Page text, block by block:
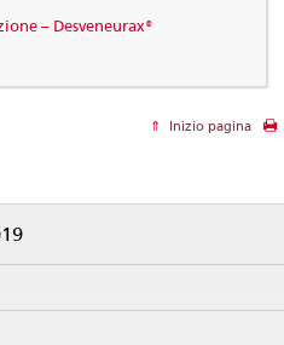
– Desveneurax®
Inizio pagina